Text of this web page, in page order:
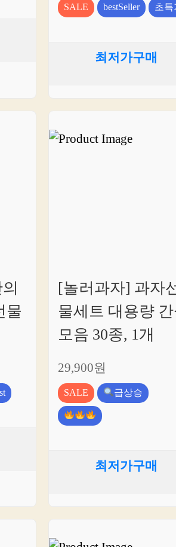
SALE bestSeller 초특
최저가구매
물
[놀러과자] 과자
물세트 대용량
모음 30종, 1개
29,900원
SALE 급상승
최저가구매